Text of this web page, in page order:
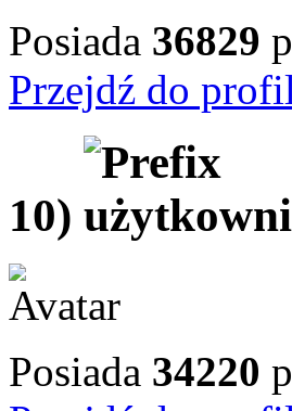
Posiada 36829
Przejdź do
10)
Posiada 34220